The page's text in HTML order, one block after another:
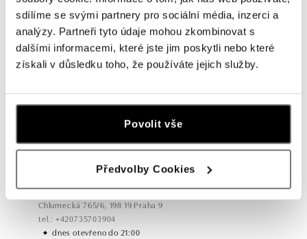
sdílíme se svými partnery pro sociální média, inzerci a
analýzy. Partneři tyto údaje mohou zkombinovat s
dalšími informacemi, které jste jim poskytli nebo které
získali v důsledku toho, že používáte jejich služby.
Povolit vše
Předvolby Cookies
ALOve OC Nový Smíchov, Praha 5
Plzeňská 8, 150 00 Praha 5 - Anděl
tel.: +420736509250
dnes otevřeno do 21:00
ALOve OC Olympia, Brno
U Dálnice 777, 664 42 Brno
dnes otevřeno do 21:00
ALOve Westfield Černý most, Praha 9
Chlumecká 765/6, 198 19 Praha 9
tel.: +420735703904
dnes otevřeno do 21:00